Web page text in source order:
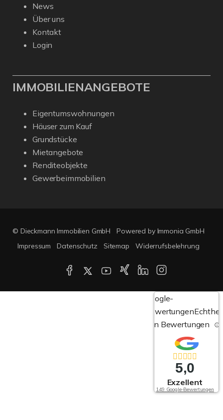
News
Über uns
Kontakt
Login
IMMOBILIENANGEBOTE
Eigentumswohnungen
Häuser zum Kauf
Grundstücke
Mietangebote
Renditeobjekte
Gewerbeimmobilien
© Dieckmann Immobilien GmbH
Powered by Immonia GmbH
Impressum
Datenschutz Sitemap Widerrufsbelehrung
Google-
Bewertungen
von Bewertungen
5,0
Exzellent
149 Google-Bewertungen